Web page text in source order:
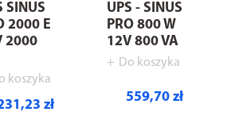
SINUS
2000 E
2000
koszyka
zł
UPS - SINUS
PRO 800 W
12V 800 VA
Do koszyka
559,70 zł